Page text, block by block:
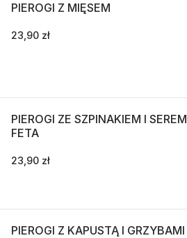
PIEROGI Z MIĘSEM
23,90 zł
PIEROGI ZE SZPINAKIEM I SEREM
FETA
23,90 zł
PIEROGI Z KAPUSTĄ I GRZYBAMI